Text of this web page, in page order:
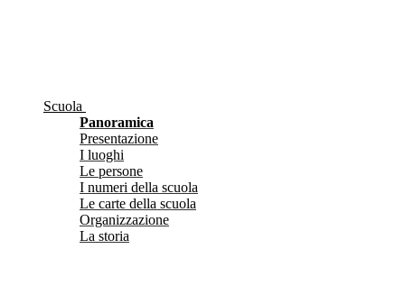
Scuola
Panoramica
Presentazione
I luoghi
Le persone
I numeri della scuola
Le carte della scuola
Organizzazione
La storia